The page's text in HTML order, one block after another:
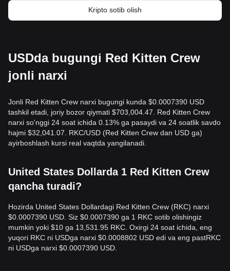
Kripto sotib olish
USDda bugungi Red Kitten Crew
jonli narxi
Jonli Red Kitten Crew narxi bugungi kunda $0.0007390 USD
tashkil etadi, joriy bozor qiymati $703,004.47. Red Kitten Crew
narxi so'nggi 24 soat ichida 0.13% ga pasaydi va 24 soatlik savdo
hajmi $32,041.07. RKC/USD (Red Kitten Crew dan USD ga)
ayirboshlash kursi real vaqtda yangilanadi.
United States Dollarda 1 Red Kitten Crew
qancha turadi?
Hozirda United States Dollardagi Red Kitten Crew (RKC) narxi
$0.0007390 USD. Siz $0.0007390 ga 1 RKC sotib olishingiz
mumkin yoki $10 ga 13,531.95 RKC. Oxirgi 24 soat ichida, eng
yuqori RKC ni USDga narxi $0.0008802 USD edi va eng pastRKC
ni USDga narxi $0.0007390 USD.